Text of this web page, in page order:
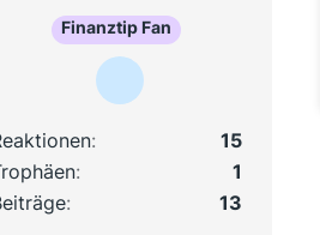
Finanztip Fan
15
1
13